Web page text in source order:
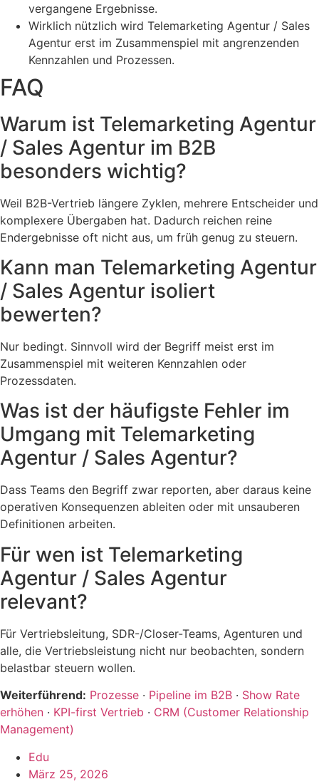
vergangene Ergebnisse.
Wirklich nützlich wird Telemarketing Agentur / Sales
Agentur erst im Zusammenspiel mit angrenzenden
Kennzahlen und Prozessen.
FAQ
Warum ist Telemarketing Agentur
/ Sales Agentur im B2B
besonders wichtig?
Weil B2B-Vertrieb längere Zyklen, mehrere Entscheider und
komplexere Übergaben hat. Dadurch reichen reine
Endergebnisse oft nicht aus, um früh genug zu steuern.
Kann man Telemarketing Agentur
/ Sales Agentur isoliert
bewerten?
Nur bedingt. Sinnvoll wird der Begriff meist erst im
Zusammenspiel mit weiteren Kennzahlen oder
Prozessdaten.
Was ist der häufigste Fehler im
Umgang mit Telemarketing
Agentur / Sales Agentur?
Dass Teams den Begriff zwar reporten, aber daraus keine
operativen Konsequenzen ableiten oder mit unsauberen
Definitionen arbeiten.
Für wen ist Telemarketing
Agentur / Sales Agentur
relevant?
Für Vertriebsleitung, SDR-/Closer-Teams, Agenturen und
alle, die Vertriebsleistung nicht nur beobachten, sondern
belastbar steuern wollen.
Weiterführend: Prozesse · Pipeline im B2B · Show Rate
erhöhen · KPI-first Vertrieb · CRM (Customer Relationship
Management)
Edu
März 25, 2026